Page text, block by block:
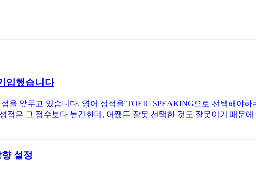
입했습니다
을 앞두고 있습니다. 영어 성적을 TOEIC SPEAKING으로 선택해야
적은 그 점수보다 높긴한데, 어쨌든 잘못 선택한 것도 잘못이기 때문
설정